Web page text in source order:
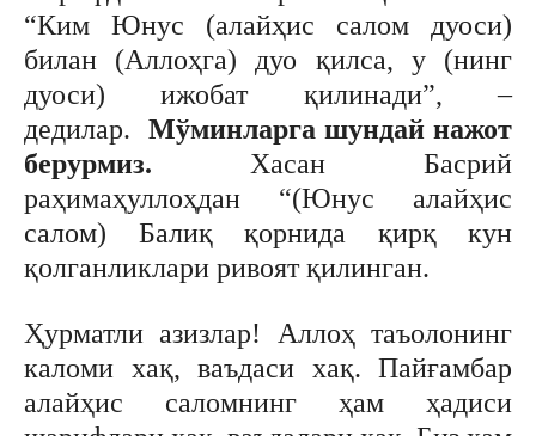
“Ким Юнус (алайҳис салом дуоси)
билан (Аллоҳга) дуо қилса, у (нинг
дуоси) ижобат қилинади”, –
дедилар. Мўминларга шундай нажот
берурмиз. Хасан Басрий
раҳимаҳуллоҳдан “(Юнус алайҳис
салом) Балиқ қорнида қирқ кун
қолганликлари ривоят қилинган.
Ҳурматли азизлар! Аллоҳ таъолонинг
каломи хақ, ваъдаси хақ. Пайғамбар
алайҳис саломнинг ҳам ҳадиси